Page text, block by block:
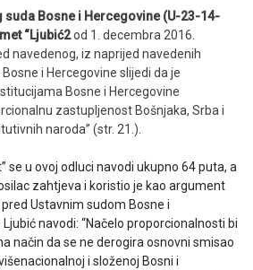
suda Bosne i Hercegovine (U-23-14-
“Ljubić2od 1. decembra 2016.
navedenog, iz naprijed navedenih
i Hercegovine slijedi da je
Bosne i Hercegovine
zastupljenost Bošnjaka, Srba i
naroda” (str. 21.).
se u ovoj odluci navodi ukupno 64 puta, a
zahtjeva i koristio je kao argument
Ustavnim sudom Bosne i
navodi: “Načelo proporcionalnosti bi
način da se ne derogira osnovni smisao
i složenoj Bosni i